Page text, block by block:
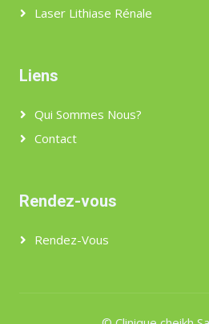
Laser Lithiase Rénale
Liens
Qui Sommes Nous?
Contact
Rendez-vous
Rendez-Vous